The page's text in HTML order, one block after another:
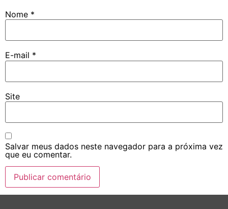
Nome *
E-mail *
Site
Salvar meus dados neste navegador para a próxima vez
que eu comentar.